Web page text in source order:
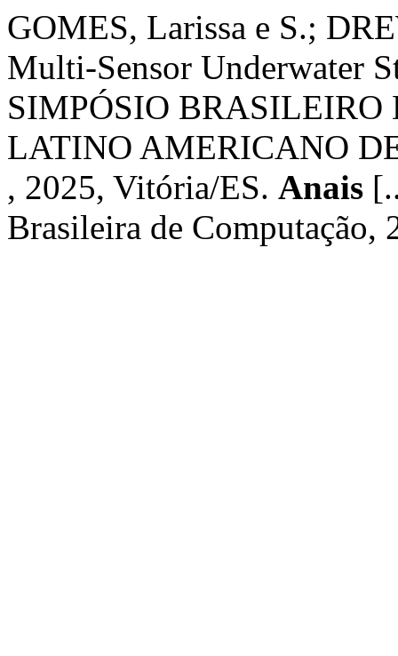
GOMES, Larissa e S.;
Multi-Sensor Underwater
SIMPÓSIO BRASILEIRO
LATINO AMERICANO
, 2025, Vitória/ES. Anais
Brasileira de Computação,